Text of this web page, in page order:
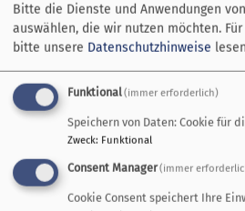
Bildrechte
27.12.,
in
lassen
Über
geschmückt und die Krippe ist
Bitte die Dienste und Anwendungen
auswählen, die wir nutzen möchten.
bitte unsere Datenschutzhinweise
Funktional(immer erforderlich)
Speichern von Daten: Cookie für
Zweck: Funktional
Consent Manager(immer
Cookie Consent speichert Ihre